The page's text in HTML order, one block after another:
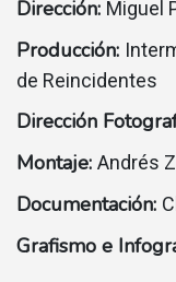
Dirección: Miguel
Producción:
de Reincidentes
Dirección
Montaje: Andrés
Documentación:
Grafismo e